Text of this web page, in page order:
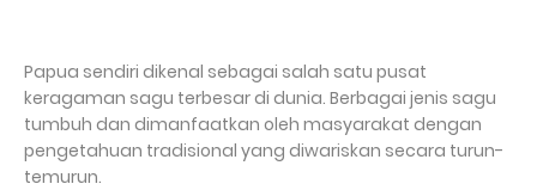
Papua sendiri dikenal sebagai salah satu pusat
keragaman sagu terbesar di dunia. Berbagai jenis sagu
tumbuh dan dimanfaatkan oleh masyarakat dengan
pengetahuan tradisional yang diwariskan secara turun-
temurun.